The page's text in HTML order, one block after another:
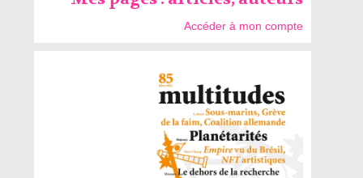
Accéder à mon compte